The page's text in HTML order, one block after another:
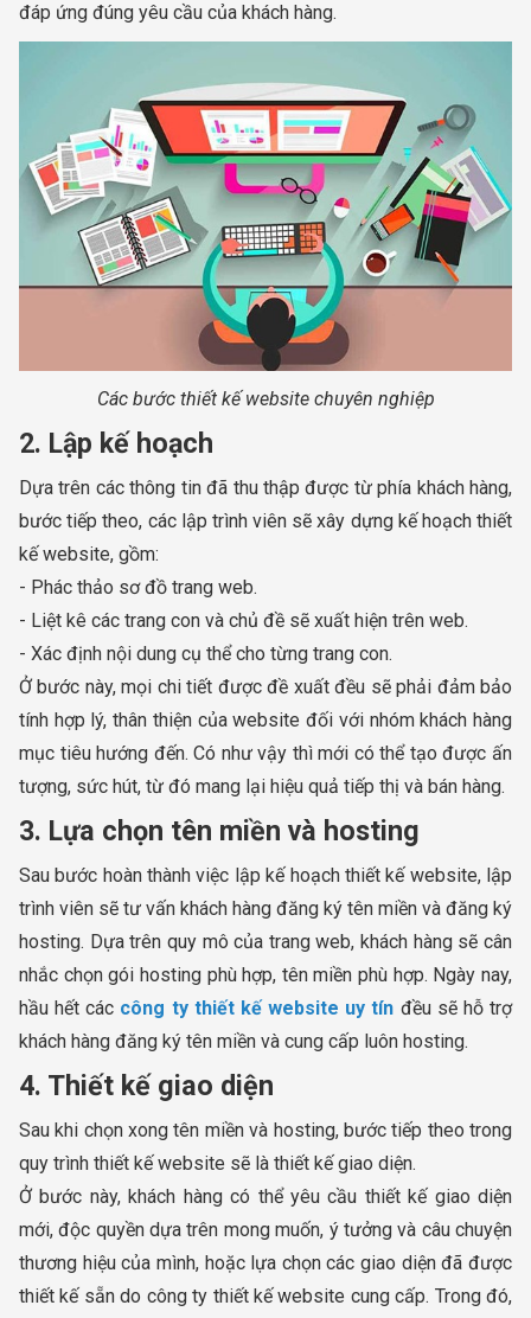
đáp ứng đúng yêu cầu của khách hàng.
Các bước thiết kế website chuyên nghiệp
2. Lập kế hoạch
Dựa trên các thông tin đã thu thập được từ phía khách hàng,
bước tiếp theo, các lập trình viên sẽ xây dựng kế hoạch thiết
kế website, gồm:
- Phác thảo sơ đồ trang web.
- Liệt kê các trang con và chủ đề sẽ xuất hiện trên web.
- Xác định nội dung cụ thể cho từng trang con.
Ở bước này, mọi chi tiết được đề xuất đều sẽ phải đảm bảo
tính hợp lý, thân thiện của website đối với nhóm khách hàng
mục tiêu hướng đến. Có như vậy thì mới có thể tạo được ấn
tượng, sức hút, từ đó mang lại hiệu quả tiếp thị và bán hàng.
3. Lựa chọn tên miền và hosting
Sau bước hoàn thành việc lập kế hoạch thiết kế website, lập
trình viên sẽ tư vấn khách hàng đăng ký tên miền và đăng ký
hosting. Dựa trên quy mô của trang web, khách hàng sẽ cân
nhắc chọn gói hosting phù hợp, tên miền phù hợp. Ngày nay,
hầu hết các công ty thiết kế website uy tín đều sẽ hỗ trợ
khách hàng đăng ký tên miền và cung cấp luôn hosting.
4. Thiết kế giao diện
Sau khi chọn xong tên miền và hosting, bước tiếp theo trong
quy trình thiết kế website sẽ là thiết kế giao diện.
Ở bước này, khách hàng có thể yêu cầu thiết kế giao diện
mới, độc quyền dựa trên mong muốn, ý tưởng và câu chuyện
thương hiệu của mình, hoặc lựa chọn các giao diện đã được
thiết kế sẵn do công ty thiết kế website cung cấp. Trong đó,